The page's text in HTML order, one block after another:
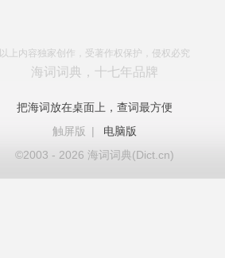
以上内容独家创作，受著作权保护，侵权必究
海词词典，十七年品牌
把海词放在桌面上，查词最方便
触屏版
|
电脑版
©2003 - 2026 海词词典(Dict.cn)